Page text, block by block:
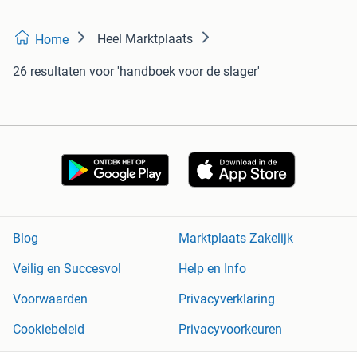
Home Heel Marktplaats
26 resultaten voor 'handboek voor de slager'
Blog
Marktplaats Zakelijk
Veilig en Succesvol
Help en Info
Voorwaarden
Privacyverklaring
Cookiebeleid
Privacyvoorkeuren